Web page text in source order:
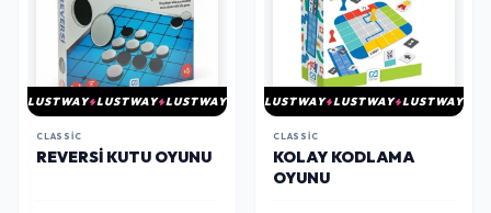
LUSTWAY LUSTWAY LUSTWAY
CLASSIC
REVERSI KUTU OYUNU
LUSTWAY LUSTWAY LUSTWAY
CLASSIC
KOLAY KODLAMA
OYUNU